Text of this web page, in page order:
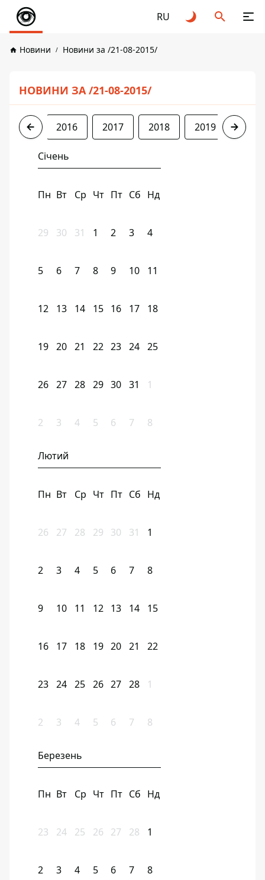
RU
Новини Новини за /21-08-2015/
НОВИНИ ЗА /21-08-2015/
2015 2016 2017 2018 2019 2020
Січень
Пн Вт Ср Чт Пт Сб Нд
29 30 31 1 2 3 4
5 6 7 8 9 10 11
12 13 14 15 16 17 18
19 20 21 22 23 24 25
26 27 28 29 30 31 1
2 3 4 5 6 7 8
Лютий
Пн Вт Ср Чт Пт Сб Нд
26 27 28 29 30 31 1
2 3 4 5 6 7 8
9 10 11 12 13 14 15
16 17 18 19 20 21 22
23 24 25 26 27 28 1
2 3 4 5 6 7 8
Березень
Пн Вт Ср Чт Пт Сб Нд
23 24 25 26 27 28 1
2 3 4 5 6 7 8